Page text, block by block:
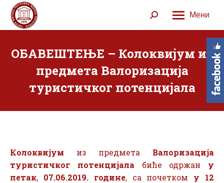
Мени
Search:
ОБАВЕШТЕЊЕ – Колоквијум из
предмета Валоризација
туристичког потенцијала
Колоквијум из предмета Валоризација
туристичког потенцијала биће одржан у
петак, 07.06.2019. године, са почетком у 12